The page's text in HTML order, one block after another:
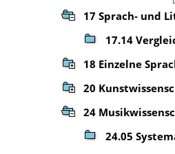
17 Sprach- und
17.14
18 Einzelne
20
24
24.05